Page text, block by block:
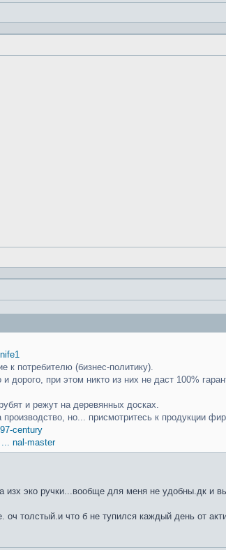
к потребителю (бизнес-политику).
при этом никто из них не даст 100%
и режут на деревянных досках.
но... присмотритесь к продукции
century
nal-master
эко ручки...вообще для меня не удобны.дк и
толстый.и что б не тупился каждый день от